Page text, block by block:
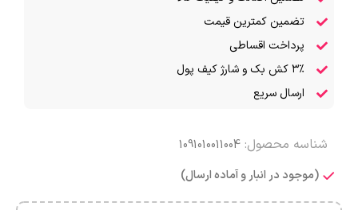
تضمین کمترین قیمت
پرداخت اقساطی
۳٪ کش بک و شارژ کیف پول
ارسال سریع
شناسه محصول: 1091010011004
(موجود در انبار و آماده ارسال)